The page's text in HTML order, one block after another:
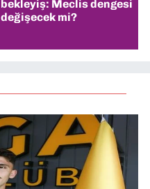
bekleyiş: Meclis dengesi
değişecek mi?